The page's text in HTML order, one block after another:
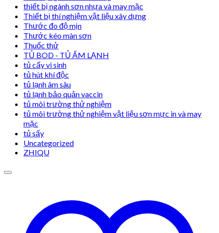
thiết bị ngành sơn nhựa và may mặc
Thiết bị thí nghiệm vật liệu xây dựng
Thước đo độ mịn
Thước kéo màn sơn
Thuốc thử
TỦ BOD - TỦ ẤM LẠNH
tủ cấy vi sinh
tủ hút khí độc
tủ lạnh âm sâu
tủ lạnh bảo quản vaccin
tủ môi trường thử nghiệm
tủ môi trường thử nghiệm vật liệu sơn mực in và may
mặc
tủ sấy
Uncategorized
ZHIQU